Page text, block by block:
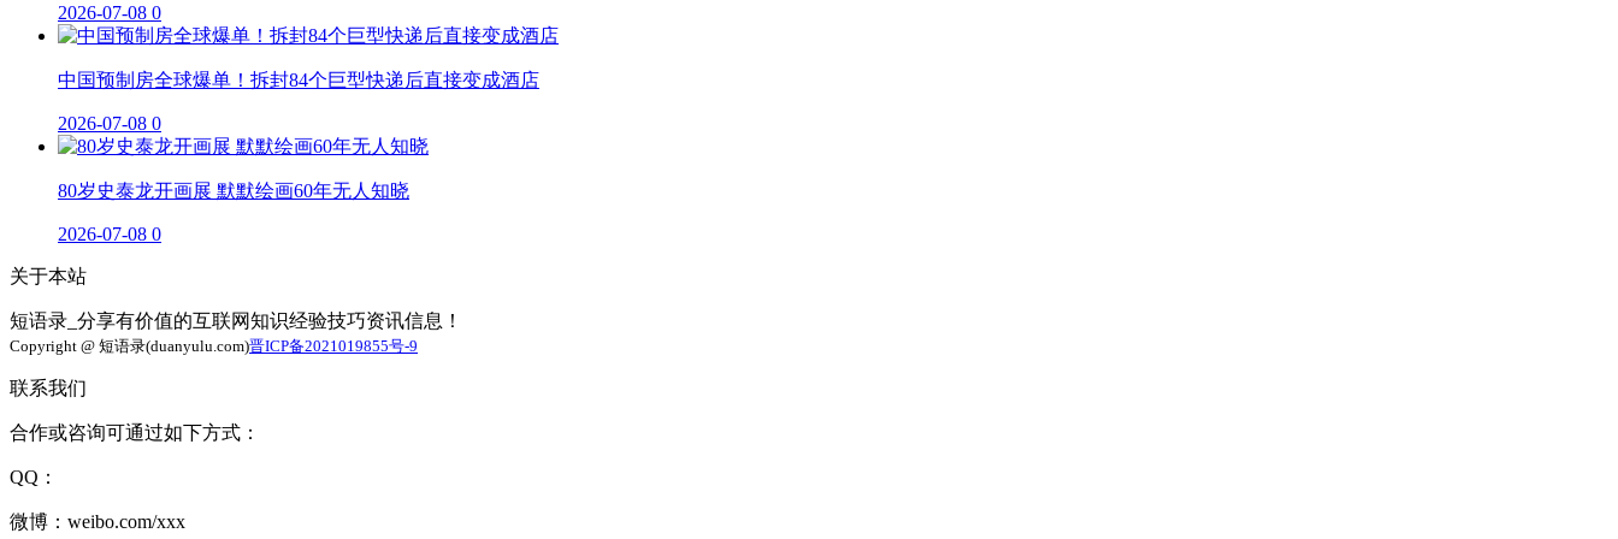
2026-07-08 0
中国预制房全球爆单！拆封84个巨型快递后直接变成酒店
2026-07-08 0
80岁史泰龙开画展 默默绘画60年无人知晓
2026-07-08 0
关于本站
短语录_分享有价值的互联网知识经验技巧资讯信息！
Copyright @ 短语录(duanyulu.com)晋ICP备2021019855号-9
联系我们
合作或咨询可通过如下方式：
QQ：
微博：weibo.com/xxx